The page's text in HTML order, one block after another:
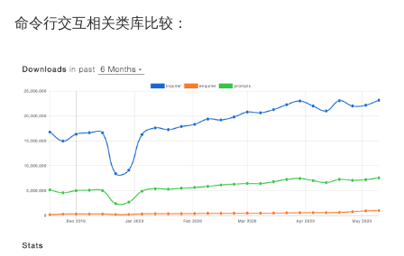
命令行交互相关类库比较：